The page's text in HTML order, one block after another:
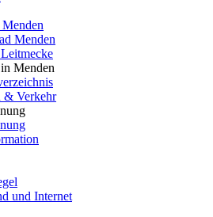
Menden
Menden
& Verkehr
und Internet